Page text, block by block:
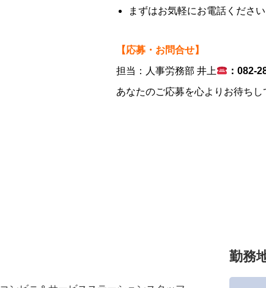
まずはお気軽にお電話ください
【応募・お問合せ】
担当：人事労務部 井上
：082-
あなたのご応募を心よりお待ちし
勤務